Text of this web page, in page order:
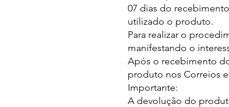
07 dias do
utilizado o produto.
Para realizar o
manifestando o
Após o recebimento
produto nos Correios
Importante:
A devolução do